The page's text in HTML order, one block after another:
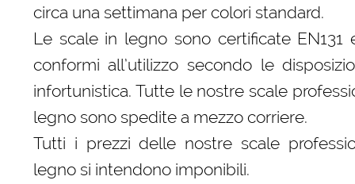
circa una settimana per colori standard.
Le scale in legno sono certificate EN131
conformi all’utilizzo secondo le
infortunistica. Tutte le nostre scale
legno sono spedite a mezzo corriere.
Tutti i prezzi delle nostre scale
legno si intendono imponibili.